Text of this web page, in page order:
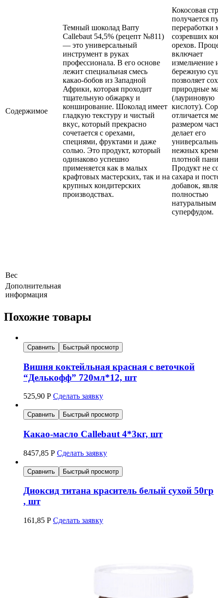
Содержимое
Темный шоколад Barry
Callebaut 54,5% (рецепт №811)
— это универсальный
инструмент в руках
профессионала. В его основе
лежит специальная смесь
какао-бобов из Западной
Африки, которая проходит
тщательную обжарку и
конширование. Шоколад имеет
гладкую текстуру и чистый
вкус, который прекрасно
сочетается с орехами,
специями, фруктами и даже
солью. Это продукт, который
одинаково успешно
применяется как в малых
крафтовых мастерских, так и на
крупных кондитерских
производствах.
Кокосовая
получается
переработки
созревших
орехов.
включает
измельчение
бережную
позволяет
природные
(лауриновую
кислоту).
отличается
размером
делает его
нежных
плотной
Продукт не
сахара и
добавок,
полностью
натуральным
суперфудом.
Вес
Дополнительная
информация
Похожие товары
Сравнить Быстрый просмотр
Вишня коктейльная красная с веточкой
“Делькофф” 720мл*12, шт
525,90 Р Сделать заявку
Сравнить Быстрый просмотр
Какао-масло Callebaut 4*3кг, шт
8457,85 Р Сделать заявку
Сравнить Быстрый просмотр
Диоксид титана краситель белый сухой 50гр
, шт
161,85 Р Сделать заявку